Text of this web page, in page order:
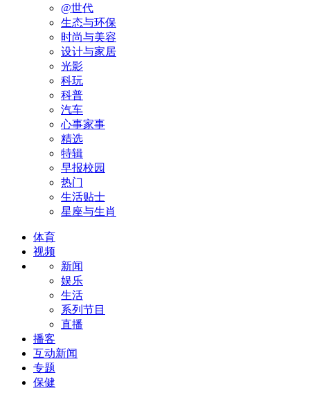
@世代
生态与环保
时尚与美容
设计与家居
光影
科玩
科普
汽车
心事家事
精选
特辑
早报校园
热门
生活贴士
星座与生肖
体育
视频
新闻
娱乐
生活
系列节目
直播
播客
互动新闻
专题
保健